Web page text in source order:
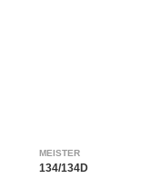
MEISTER
134/134D